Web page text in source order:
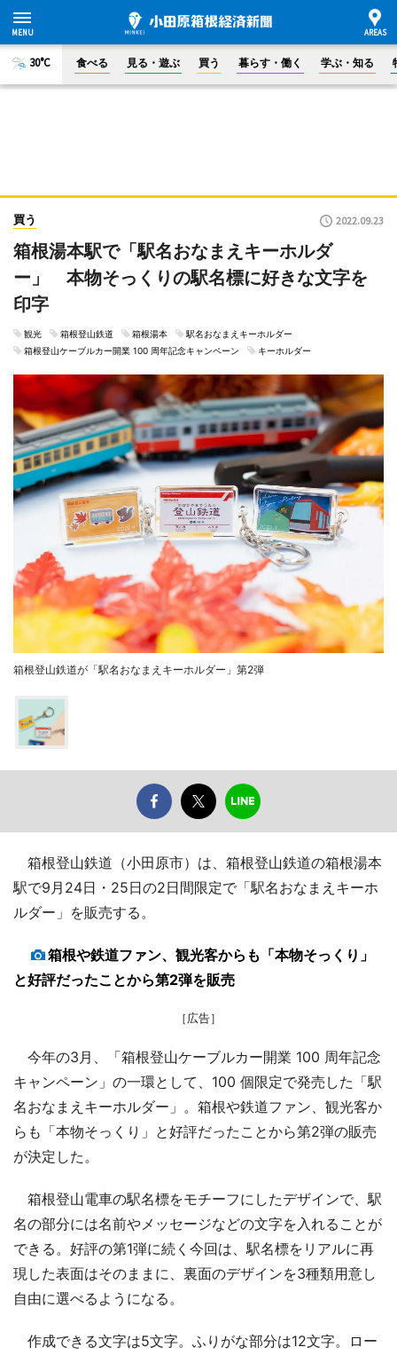
30°C 食べる 見る・遊ぶ 買う 暮らす・働く 学ぶ・知る
買う 2022.09.23
箱根湯本駅で「駅名おなまえキーホルダ
ー」 本物そっくりの駅名標に好きな文字を
印字
観光 箱根登山鉄道 箱根湯本
駅名おなまえキーホルダー
箱根登山ケーブルカー開業 100 周年記念キャンペーン
キーホルダー
箱根登山鉄道が「駅名おなまえキーホルダー」第2弾
箱根登山鉄道（小田原市）は、箱根登山鉄道の箱根湯本
駅で9月24日・25日の2日間限定で「駅名おなまえキーホ
ルダー」を販売する。
箱根や鉄道ファン、観光客からも「本物そっくり」
と好評だったことから第2弾を販売
［広告］
今年の3月、「箱根登山ケーブルカー開業 100 周年記念
キャンペーン」の一環として、100 個限定で発売した「駅
名おなまえキーホルダー」。箱根や鉄道ファン、観光客か
らも「本物そっくり」と好評だったことから第2弾の販売
が決定した。
箱根登山電車の駅名標をモチーフにしたデザインで、駅
名の部分には名前やメッセージなどの文字を入れることが
できる。好評の第1弾に続く今回は、駅名標をリアルに再
現した表面はそのままに、裏面のデザインを3種類用意し
自由に選べるようになる。
作成できる文字は5文字。ふりがな部分は12文字。ロー